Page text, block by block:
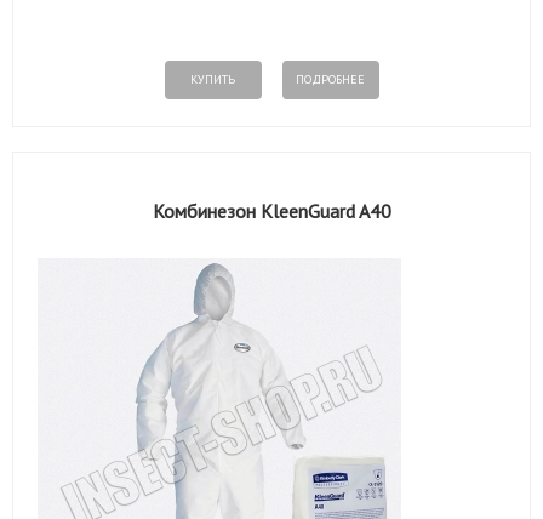
КУПИТЬ ПОДРОБНЕЕ
Комбинезон KleenGuard A40